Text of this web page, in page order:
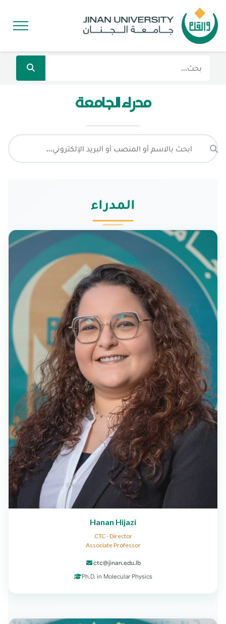
مدراء الجامعة
المدراء
Hanan Hijazi
CTC - Director
Associate Professor
ctc@jinan.edu.lb
Ph.D. in Molecular Physics